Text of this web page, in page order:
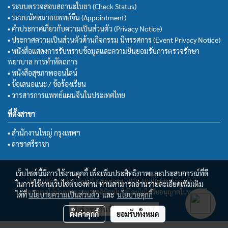
• ระบบตรวจสอบสถานะใบยา (Check Status)
• ระบบนัดหมายแพทย์จีน (Appointment)
• คำประกาศเกี่ยวกับความเป็นส่วนตัว (Privacy Notice)
• ประกาศความเป็นส่วนตัวด้านกิจกรรม นิทรรศการ (Event Privacy Notice)
• หนังสือแสดงการรับทราบข้อมูลและความยินยอมรับการตรวจรักษา
พยาบาล การทำหัตถการ
• หนังสือสุขภาพออนไลน์
• ข้อเสนอแนะ / ข้อร้องเรียน
• วารสารการแพทย์แผนจีนในประเทศไทย
ที่ตั้งสาขา
• สำนักงานใหญ่ กรุงเทพฯ
• สาขาศรีราชา
Huachiew TCM Clinic© Copyright 2018 All Rights Reserved.
ไม่อนุญาตให้นำภาพของทางคลินิกฯไปใช้โดยไม่ได้รับอนุญาตในทุกกรณี
ผู้เข้าชมวันนี้ 9,157
เว็บไซต์นี้มีการใช้งานคุกกี้ เพื่อเพิ่มประสิทธิภาพและประสบการณ์ที่ดี
ในการใช้งานเว็บไซต์ของท่าน ท่านสามารถอ่านรายละเอียดเพิ่มเติม
ได้ที่นโยบายความเป็นส่วนตัวและนโยบายคุกกี้
ตั้งค่าคุกกี้ ยอมรับทั้งหมด